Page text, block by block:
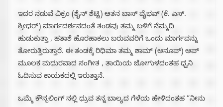
ಇದರ ನಡುವೆ ವಿಕ್ರಂ (ಶೈನ್ ಶೆಟ್ಟಿ) ಆತನ ಬಾಸ್ ವೈಭವ್ (ಕೆ. ಎಸ್.
ಶ್ರೀಧರ್) ಮಾರ್ಗದರ್ಶನದಂತೆ ತಂಡವು ತಮ್ಮ ಬಳಿಗೆ ನೆಮ್ಮದಿ
ಹುಡುಕುತ್ತಾ , ಹತಾಶೆ ಹೊರಹಾಕಲು ಬರುವವರಿಗೆ ಒಂದು ಮಾರ್ಗವನ್ನು
ತೋರುತ್ತಿರುತ್ತಾರೆ. ಈ ತಂಡಕ್ಕೆ ರಿಧಿಮಾ ತಮ್ಮ ಶಾಮ್ (ಅನೂಪ್) ಆಪ್
ಮೂಲಕ ಮಧುರವಾದ ಸಂಗೀತ , ತಾಯಿಯ ಜೋಗುಳದಂತಹ ಧ್ವನಿ
ಓದಿಸುವ ಕಾಯಕದಲ್ಲಿ ಇರುತ್ತಾನೆ.
ಒಮ್ಮೆ ಕೌನ್ಸಲಿಂಗ್ ನಲ್ಲಿ ಧ್ರುವ ತನ್ನ ಬಾಲ್ಯದ ಗೆಳೆಯ ಹೇಳಿದಂತಹ “ನೀನು